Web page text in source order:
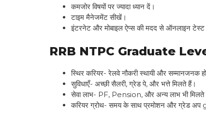
कमजोर विषयों पर ज्यादा ध्यान दें।
टाइम मैनेजमेंट सीखें।
इंटरनेट और मोबाइल ऐप्स की मदद से ऑनलाइन टेस्ट
RRB NTPC Graduate
स्थिर करियर- रेलवे नौकरी स्थायी और सम्मानजनक
सुविधाएँ- अच्छी सैलरी, ग्रेड पे, और भत्ते मिलते हैं।
सेवा लाभ- PF, Pension, और अन्य लाभ भी मिलते
करियर ग्रोथ- समय के साथ प्रमोशन और ग्रेड अप